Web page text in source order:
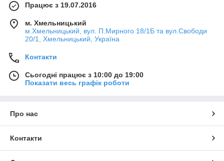
Працює з 19.07.2016
м. Хмельницький
м.Хмельницький, вул. П.Мирного 18/1Б та вул.Свободи
20/1, Хмельницький, Україна
Контакти
Сьогодні працює з 10:00 до 19:00
Показати весь графік роботи
Про нас
Контакти